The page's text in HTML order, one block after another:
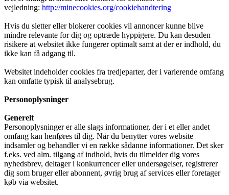
vejledning: http://minecookies.org/cookiehandtering
Hvis du sletter eller blokerer cookies vil annoncer kunne blive
mindre relevante for dig og optræde hyppigere. Du kan desuden
risikere at websitet ikke fungerer optimalt samt at der er indhold, du
ikke kan få adgang til.
Websitet indeholder cookies fra tredjeparter, der i varierende omfang
kan omfatte typisk til analysebrug.
Personoplysninger
Generelt
Personoplysninger er alle slags informationer, der i et eller andet
omfang kan henføres til dig. Når du benytter vores website
indsamler og behandler vi en række sådanne informationer. Det sker
f.eks. ved alm. tilgang af indhold, hvis du tilmelder dig vores
nyhedsbrev, deltager i konkurrencer eller undersøgelser, registrerer
dig som bruger eller abonnent, øvrig brug af services eller foretager
køb via websitet.